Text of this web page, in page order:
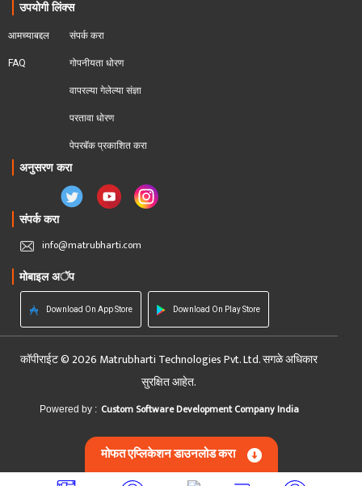
उपयोगी लिंक्स
आमच्याबद्दल
FAQ
संपर्क करा
गोपनीयता धोरण
वापरल्या गेलेल्या संज्ञा
परतावा धोरण
पेपरबॅक प्रकाशित करा
अनुसरण करा
संपर्क करा
info@matrubharti.com
मोबाइल अॅप
Download On App Store Download On Play Store
कॉपीराईट © 2026 Matrubharti Technologies Pvt. Ltd. सगळे अधिकार
सुरक्षित आहेत.
Powered by : Custom Software Development Company India
मोफत एप्लिकेशन डाउनलोड करा